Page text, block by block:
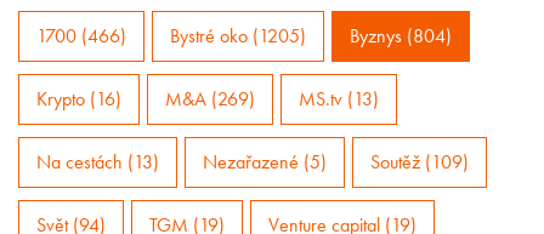
1700 (466) Bystré oko (1205) Byznys (804)
Krypto (16) M&A (269) MS.tv (13)
Na cestách (13) Nezařazené (5) Soutěž (109)
Svět (94) TGM (19) Venture capital (19)